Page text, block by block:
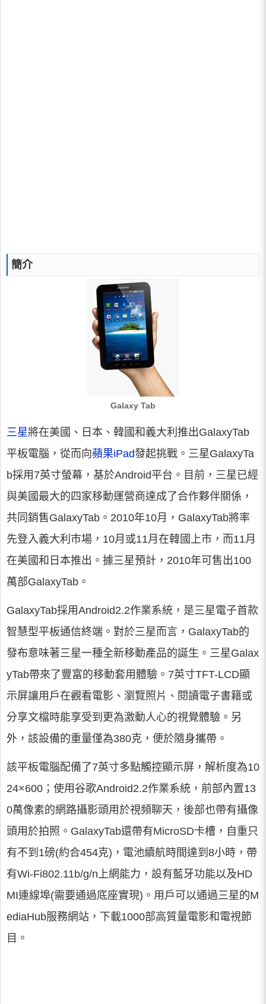
簡介
Galaxy Tab
三星將在美國、日本、韓國和義大利推出GalaxyTab
平板電腦，從而向蘋果iPad發起挑戰。三星GalaxyTa
b採用7英寸螢幕，基於Android平台。目前，三星已經
與美國最大的四家移動運營商達成了合作夥伴關係，
共同銷售GalaxyTab。2010年10月，GalaxyTab將率
先登入義大利市場，10月或11月在韓國上市，而11月
在美國和日本推出。據三星預計，2010年可售出100
萬部GalaxyTab。
GalaxyTab採用Android2.2作業系統，是三星電子首款
智慧型平板通信終端。對於三星而言，GalaxyTab的
發布意味著三星一種全新移動產品的誕生。三星Galax
yTab帶來了豐富的移動套用體驗。7英寸TFT-LCD顯
示屏讓用戶在觀看電影、瀏覽照片、閱讀電子書籍或
分享文檔時能享受到更為激動人心的視覺體驗。另
外，該設備的重量僅為380克，便於隨身攜帶。
該平板電腦配備了7英寸多點觸控顯示屏，解析度為10
24×600；使用谷歌Android2.2作業系統，前部內置13
0萬像素的網路攝影頭用於視頻聊天，後部也帶有攝像
頭用於拍照。GalaxyTab還帶有MicroSD卡槽，自重只
有不到1磅(約合454克)，電池續航時間達到8小時，帶
有Wi-Fi802.11b/g/n上網能力，設有藍牙功能以及HD
MI連線埠(需要通過底座實現)。用戶可以通過三星的M
ediaHub服務網站，下載1000部高質量電影和電視節
目。